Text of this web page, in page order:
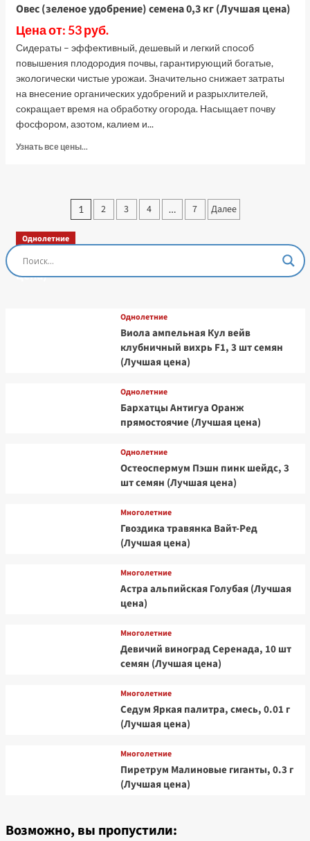
Овес (зеленое удобрение) семена 0,3 кг (Лучшая цена)
Цена от: 53 руб.
Сидераты – эффективный, дешевый и легкий способ
повышения плодородия почвы, гарантирующий богатые,
экологически чистые урожаи. Значительно снижает затраты
на внесение органических удобрений и разрыхлителей,
сокращает время на обработку огорода. Насыщает почву
фосфором, азотом, калием и...
Узнать все цены...
(зеленое
удобрение)
цена)
Пагинация
записей
1 2 3 4 … 7 Далее
Однолетние
Остеоспермум Пэшн Роуз, 3 шт семян (Лучшая
цена)
Однолетние
Виола ампельная Кул вейв
клубничный вихрь F1, 3 шт семян
(Лучшая цена)
Однолетние
Бархатцы Антигуа Оранж
прямостоячие (Лучшая цена)
Однолетние
Остеоспермум Пэшн пинк шейдс, 3
шт семян (Лучшая цена)
Многолетние
Гвоздика травянка Вайт-Ред
(Лучшая цена)
Многолетние
Астра альпийская Голубая (Лучшая
цена)
Многолетние
Девичий виноград Серенада, 10 шт
семян (Лучшая цена)
Многолетние
Седум Яркая палитра, смесь, 0.01 г
(Лучшая цена)
Многолетние
Пиретрум Малиновые гиганты, 0.3 г
(Лучшая цена)
Возможно, вы пропустили: